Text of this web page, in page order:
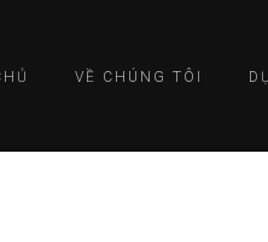
VỀ CHÚNG TÔI